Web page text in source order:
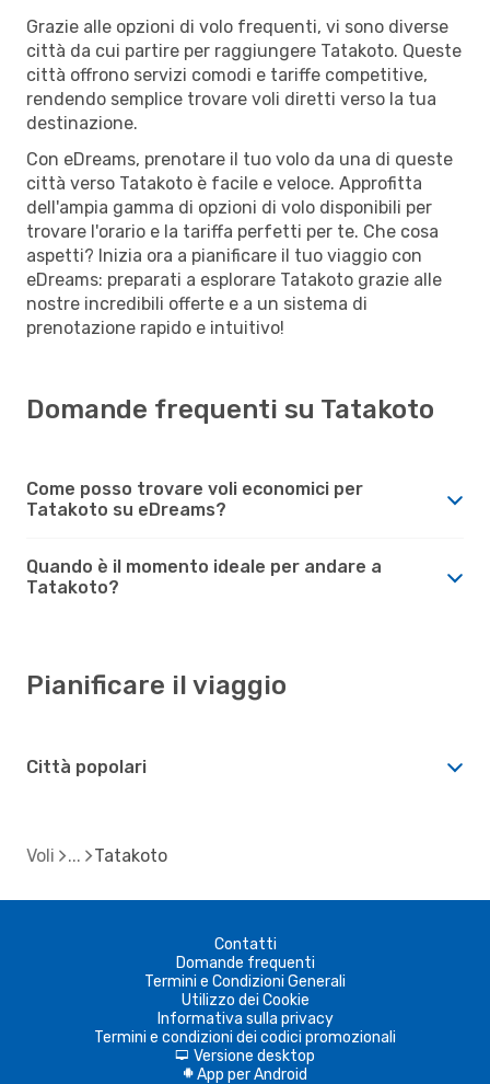
Grazie alle opzioni di volo frequenti, vi sono diverse
città da cui partire per raggiungere Tatakoto. Queste
città offrono servizi comodi e tariffe competitive,
rendendo semplice trovare voli diretti verso la tua
destinazione.
Con eDreams, prenotare il tuo volo da una di queste
città verso Tatakoto è facile e veloce. Approfitta
dell'ampia gamma di opzioni di volo disponibili per
trovare l'orario e la tariffa perfetti per te. Che cosa
aspetti? Inizia ora a pianificare il tuo viaggio con
eDreams: preparati a esplorare Tatakoto grazie alle
nostre incredibili offerte e a un sistema di
prenotazione rapido e intuitivo!
Domande frequenti su Tatakoto
Come posso trovare voli economici per
Tatakoto su eDreams?
Quando è il momento ideale per andare a
Tatakoto?
Pianificare il viaggio
Città popolari
Voli Tatakoto
Contatti
Domande frequenti
Termini e Condizioni Generali
Utilizzo dei Cookie
Informativa sulla privacy
Termini e condizioni dei codici promozionali
d Versione desktop
A App per Android